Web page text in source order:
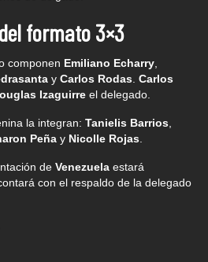
formato 3×3
componen Emiliano Echarry
y Carlos Rodas Carlos
Izaguirre el delegado.
la integran: Tanielis Barrios
Peña y Nicolle Rojas
de Venezuela estará
con el respaldo de la delegado